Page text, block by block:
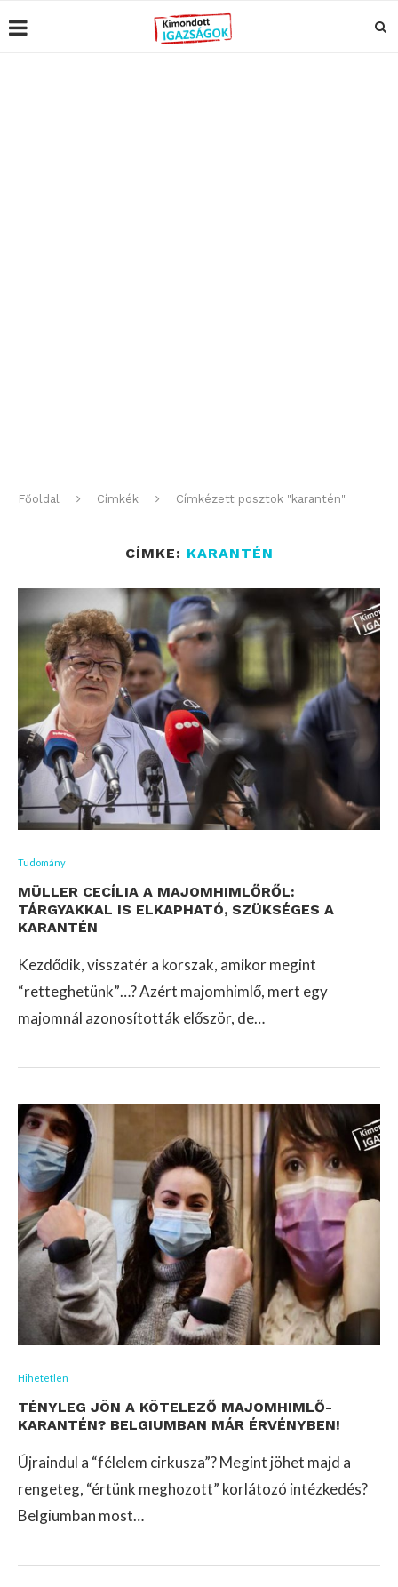
Főoldal Címkék Címkézett posztok "karantén"
CÍMKE: KARANTÉN
Tudomány
MÜLLER CECÍLIA A MAJOMHIMLŐRŐL:
TÁRGYAKKAL IS ELKAPHATÓ, SZÜKSÉGES A
KARANTÉN
Kezdődik, visszatér a korszak, amikor megint
“retteghetünk”…? Azért majomhimlő, mert egy
majomnál azonosították először, de…
Hihetetlen
TÉNYLEG JÖN A KÖTELEZŐ MAJOMHIMLŐ-
KARANTÉN? BELGIUMBAN MÁR ÉRVÉNYBEN!
Újraindul a “félelem cirkusza”? Megint jöhet majd a
rengeteg, “értünk meghozott” korlátozó intézkedés?
Belgiumban most…